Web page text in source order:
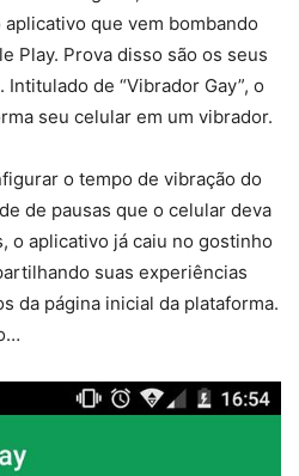
que vem bombando
Play. Prova disso são os seus
de “Vibrador Gay”, o
seu celular em um vibrador.
o tempo de vibração do
de pausas que o celular deva
o aplicativo já caiu no gostinho
suas experiências
da página inicial da plataforma.